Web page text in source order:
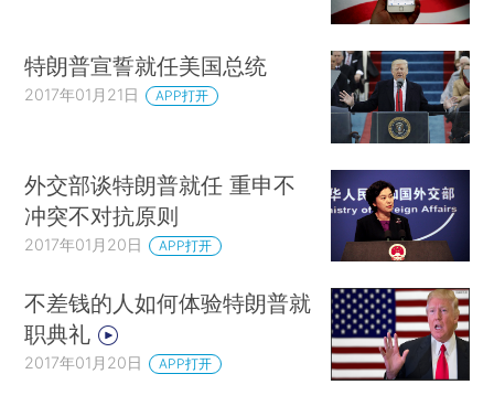
特朗普宣誓就任美国总统
2017年01月21日 APP打开
外交部谈特朗普就任 重申不
冲突不对抗原则
2017年01月20日 APP打开
不差钱的人如何体验特朗普就
职典礼
2017年01月20日 APP打开